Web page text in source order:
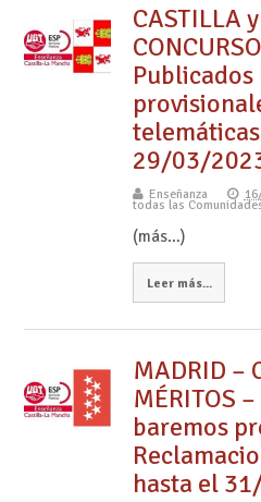
CASTILLA
29/03/
Enseñanza
todas las
(más…)
Leer más...
MADRID –
MÉRITOS
baremos
hasta el